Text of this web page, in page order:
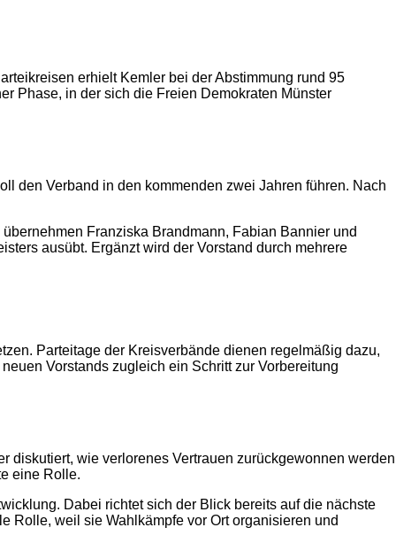
erhielt Kemler bei der Abstimmung rund 95
Phase, in der sich die Freien Demokraten Münster
den Verband in den kommenden zwei Jahren führen. Nach
Franziska Brandmann, Fabian Bannier und
ausübt. Ergänzt wird der Vorstand durch mehrere
Parteitage der Kreisverbände dienen regelmäßig dazu,
Vorstands zugleich ein Schritt zur Vorbereitung
diskutiert, wie verlorenes Vertrauen zurückgewonnen werden
eine Rolle.
Dabei richtet sich der Blick bereits auf die nächste
Rolle, weil sie Wahlkämpfe vor Ort organisieren und